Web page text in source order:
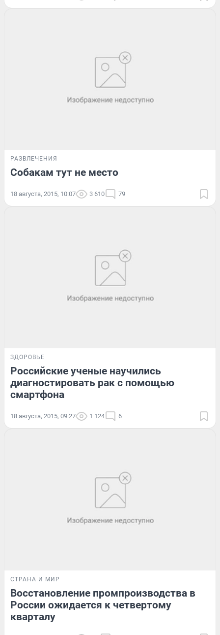
РАЗВЛЕЧЕНИЯ
Собакам тут не место
18 августа, 2015, 10:07 3 610 79
ЗДОРОВЬЕ
Российские ученые научились
диагностировать рак с помощью
смартфона
18 августа, 2015, 09:27 1 124 6
СТРАНА И МИР
Восстановление промпроизводства в
России ожидается к четвертому
кварталу